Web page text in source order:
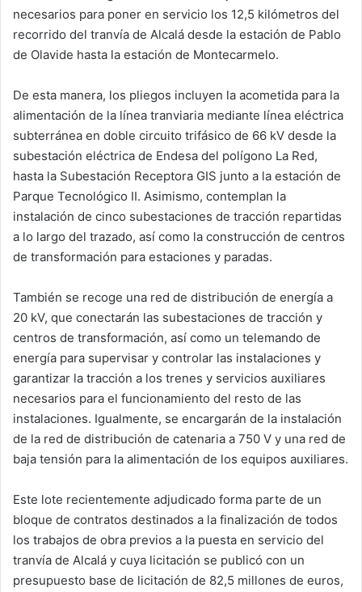
necesarios para poner en servicio los 12,5 kilómetros del
recorrido del tranvía de Alcalá desde la estación de Pablo
de Olavide hasta la estación de Montecarmelo.
De esta manera, los pliegos incluyen la acometida para la
alimentación de la línea tranviaria mediante línea eléctrica
subterránea en doble circuito trifásico de 66 kV desde la
subestación eléctrica de Endesa del polígono La Red,
hasta la Subestación Receptora GIS junto a la estación de
Parque Tecnológico II. Asimismo, contemplan la
instalación de cinco subestaciones de tracción repartidas
a lo largo del trazado, así como la construcción de centros
de transformación para estaciones y paradas.
También se recoge una red de distribución de energía a
20 kV, que conectarán las subestaciones de tracción y
centros de transformación, así como un telemando de
energía para supervisar y controlar las instalaciones y
garantizar la tracción a los trenes y servicios auxiliares
necesarios para el funcionamiento del resto de las
instalaciones. Igualmente, se encargarán de la instalación
de la red de distribución de catenaria a 750 V y una red de
baja tensión para la alimentación de los equipos auxiliares.
Este lote recientemente adjudicado forma parte de un
bloque de contratos destinados a la finalización de todos
los trabajos de obra previos a la puesta en servicio del
tranvía de Alcalá y cuya licitación se publicó con un
presupuesto base de licitación de 82,5 millones de euros,